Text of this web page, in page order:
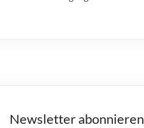
Newsletter abonnieren